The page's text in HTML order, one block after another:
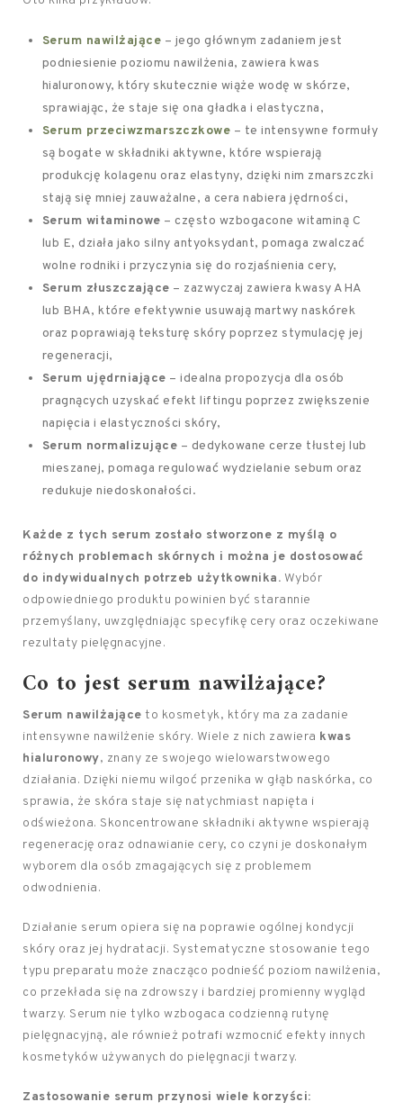
Serum nawilżające – jego głównym zadaniem jest
podniesienie poziomu nawilżenia, zawiera kwas
hialuronowy, który skutecznie wiąże wodę w skórze,
sprawiając, że staje się ona gładka i elastyczna,
Serum przeciwzmarszczkowe – te intensywne formuły
są bogate w składniki aktywne, które wspierają
produkcję kolagenu oraz elastyny, dzięki nim zmarszczki
stają się mniej zauważalne, a cera nabiera jędrności,
Serum witaminowe – często wzbogacone witaminą C
lub E, działa jako silny antyoksydant, pomaga zwalczać
wolne rodniki i przyczynia się do rozjaśnienia cery,
Serum złuszczające – zazwyczaj zawiera kwasy AHA
lub BHA, które efektywnie usuwają martwy naskórek
oraz poprawiają teksturę skóry poprzez stymulację jej
regeneracji,
Serum ujędrniające – idealna propozycja dla osób
pragnących uzyskać efekt liftingu poprzez zwiększenie
napięcia i elastyczności skóry,
Serum normalizujące – dedykowane cerze tłustej lub
mieszanej, pomaga regulować wydzielanie sebum oraz
redukuje niedoskonałości.
Każde z tych serum zostało stworzone z myślą o
różnych problemach skórnych i można je dostosować
do indywidualnych potrzeb użytkownika. Wybór
odpowiedniego produktu powinien być starannie
przemyślany, uwzględniając specyfikę cery oraz oczekiwane
rezultaty pielęgnacyjne.
Co to jest serum nawilżające?
Serum nawilżające to kosmetyk, który ma za zadanie
intensywne nawilżenie skóry. Wiele z nich zawiera kwas
hialuronowy, znany ze swojego wielowarstwowego
działania. Dzięki niemu wilgoć przenika w głąb naskórka, co
sprawia, że skóra staje się natychmiast napięta i
odświeżona. Skoncentrowane składniki aktywne wspierają
regenerację oraz odnawianie cery, co czyni je doskonałym
wyborem dla osób zmagających się z problemem
odwodnienia.
Działanie serum opiera się na poprawie ogólnej kondycji
skóry oraz jej hydratacji. Systematyczne stosowanie tego
typu preparatu może znacząco podnieść poziom nawilżenia,
co przekłada się na zdrowszy i bardziej promienny wygląd
twarzy. Serum nie tylko wzbogaca codzienną rutynę
pielęgnacyjną, ale również potrafi wzmocnić efekty innych
kosmetyków używanych do pielęgnacji twarzy.
Zastosowanie serum przynosi wiele korzyści: